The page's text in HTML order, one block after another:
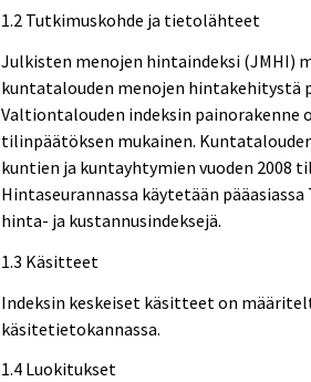
1.2 Tutkimuskohde ja tietolähteet
Julkisten menojen hintaindeksi (JMHI)
kuntatalouden menojen hintakehitystä
Valtiontalouden indeksin painorakenne
tilinpäätöksen mukainen.
kuntien ja kuntayhtymien vuoden 2008
Hintaseurannassa käytetään
hinta- ja kustannusindeksejä.
1.3 Käsitteet
Indeksin keskeiset käsitteet on
käsitetietokannassa.
1.4 Luokitukset